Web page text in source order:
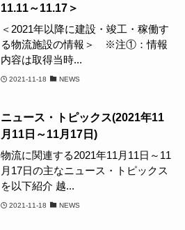
11.11～11.17＞
＜2021年以降に建設・竣工・稼働す
る物流施設の情報＞ ※注①：情報
内容は取得当時...
2021-11-18 NEWS
ニュース・トピックス(2021年11
月11日～11月17日)
物流に関連する2021年11月11日～11
月17日の主なニュース・トピックス
を以下紹介 越...
2021-11-18 NEWS